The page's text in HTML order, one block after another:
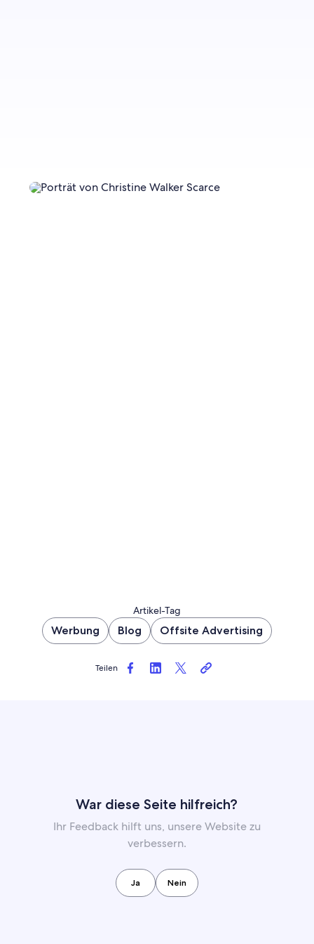
Artikel-Tag
Werbung Blog Offsite Advertising
Teilen
War diese Seite hilfreich?
Ihr Feedback hilft uns, unsere Website zu
verbessern.
Ja Nein